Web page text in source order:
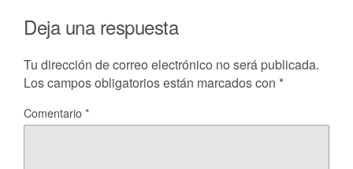
Deja una respuesta
Tu dirección de correo electrónico no será publicada.
Los campos obligatorios están marcados con *
Comentario*